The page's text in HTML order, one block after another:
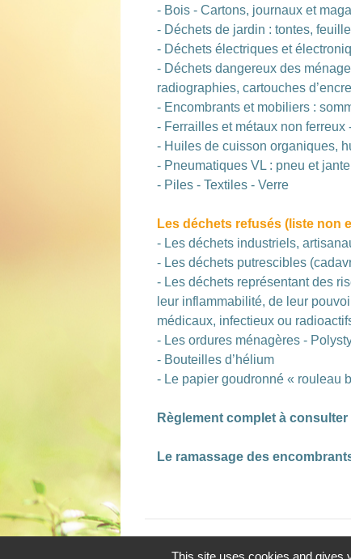
- Bois - Cartons, journaux et
- Déchets de jardin : tontes,
- Déchets électriques et
- Déchets dangereux des
radiographies, cartouches
- Encombrants et mobiliers :
- Ferrailles et métaux non ferreux
- Huiles de cuisson organiques,
- Pneumatiques VL : pneu et
- Piles - Textiles - Verre
Les déchets refusés (liste non
- Les déchets industriels,
- Les déchets putrescibles
- Les déchets représentant des
leur inflammabilité, de leur
médicaux, infectieux ou
- Les ordures ménagères -
- Bouteilles d’hélium
- Le papier goudronné « rouleau
Règlement complet à
Le ramassage des
This site uses cookies and gives